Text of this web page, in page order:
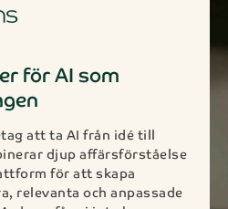
för AI som
att ta AI från idé till
djup affärsförståelse
för att skapa
relevanta och anpassade